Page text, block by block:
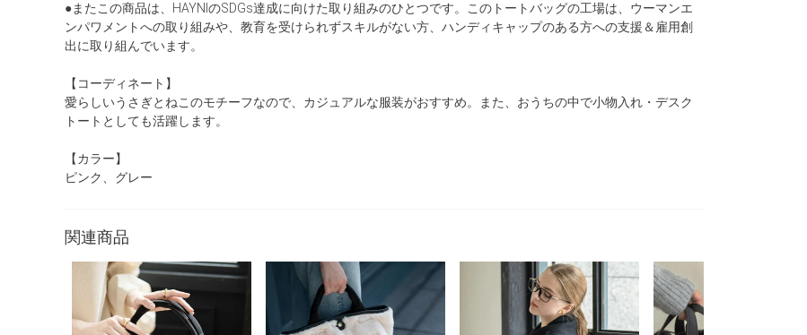
●またこの商品は、HAYNIのSDGs達成に向けた取り組みのひとつです。このトートバッグの工場は、ウーマンエ
ンパワメントへの取り組みや、教育を受けられずスキルがない方、ハンディキャップのある方への支援＆雇用創
出に取り組んでいます。
【コーディネート】
愛らしいうさぎとねこのモチーフなので、カジュアルな服装がおすすめ。また、おうちの中で小物入れ・デスク
トートとしても活躍します。
【カラー】
ピンク、グレー
関連商品